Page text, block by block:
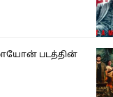
படத்தின்